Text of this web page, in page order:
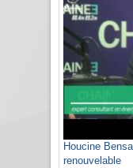
Houcine
renouvelable